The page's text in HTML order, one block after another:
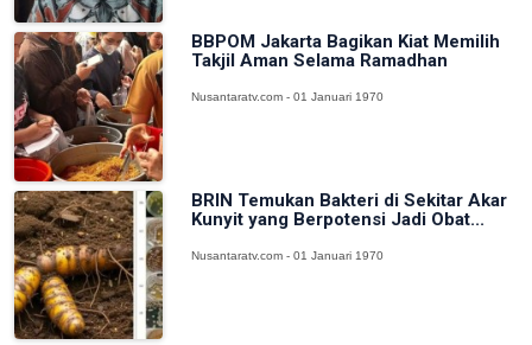
BBPOM Jakarta Bagikan Kiat Memilih
Takjil Aman Selama Ramadhan
Nusantaratv.com - 01 Januari 1970
BRIN Temukan Bakteri di Sekitar Akar
Kunyit yang Berpotensi Jadi Obat...
Nusantaratv.com - 01 Januari 1970